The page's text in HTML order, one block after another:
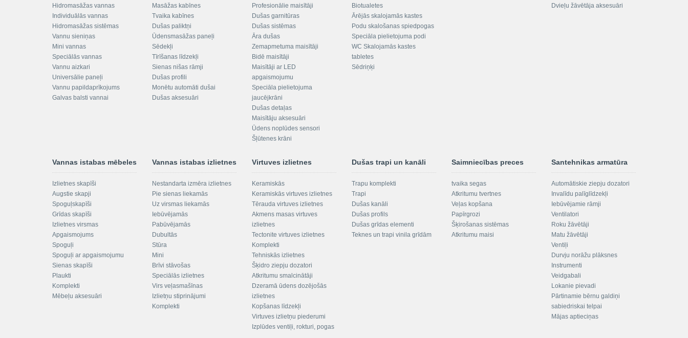
Hidromasāžas vannas
Individuālās vannas
Hidromasāžas sistēmas
Vannu sieniņas
Mini vannas
Speciālās vannas
Vannu aizkari
Universālie paneļi
Vannu papildaprīkojums
Galvas balsti vannai
Masāžas kabīnes
Tvaika kabīnes
Dušas paliktņi
Ūdensmasāžas paneļi
Sēdekļi
Tīrīšanas līdzekļi
Sienas nišas rāmji
Dušas profili
Monētu automāti dušai
Dušas aksesuāri
Profesionālie maisītāji
Dušas garnitūras
Dušas sistēmas
Āra dušas
Zemapmetuma maisītāji
Bidē maisītāji
Maisītāji ar LED
apgaismojumu
Speciāla pielietojuma
jaucējkrāni
Dušas detaļas
Maisītāju aksesuāri
Ūdens noplūdes sensori
Šļūtenes krāni
Biotualetes
Ārējās skalojamās kastes
Podu skalošanas spiedpogas
Speciāla pielietojuma podi
WC Skalojamās kastes
tabletes
Sēdriņķi
Dvieļu žāvētāja aksesuāri
Vannas istabas mēbeles
Izlietnes skapīši
Augstie skapji
Spoguļskapīši
Grīdas skapīši
Izlietnes virsmas
Apgaismojums
Spoguļi
Spoguļi ar apgaismojumu
Sienas skapīši
Plaukti
Komplekti
Mēbeļu aksesuāri
Vannas istabas izlietnes
Nestandarta izmēra izlietnes
Pie sienas liekamās
Uz virsmas liekamās
Iebūvējamās
Pabūvējamās
Dubultās
Stūra
Mini
Brīvi stāvošas
Speciālās izlietnes
Virs veļasmašīnas
Izlietņu stiprinājumi
Komplekti
Virtuves izlietnes
Keramiskās
Keramiskās virtuves izlietnes
Tērauda virtuves izlietnes
Akmens masas virtuves
izlietnes
Tectonite virtuves izlietnes
Komplekti
Tehniskās izlietnes
Šķidro ziepju dozatori
Atkritumu smalcinātāji
Dzeramā ūdens dozējošās
izlietnes
Kopšanas līdzekļi
Virtuves izlietņu piederumi
Izplūdes ventiļi, rokturi, pogas
Dušas trapi un kanāli
Trapu komplekti
Trapi
Dušas kanāli
Dušas profils
Dušas grīdas elementi
Teknes un trapi vinila grīdām
Saimniecības preces
tvaika segas
Atkritumu tvertnes
Veļas kopšana
Papīrgrozi
Šķirošanas sistēmas
Atkritumu maisi
Santehnikas armatūra
Automātiskie ziepju dozatori
Invalīdu palīglīdzekļi
Iebūvējamie rāmji
Ventilatori
Roku žāvētāji
Matu žāvētāji
Ventiļi
Durvju norāžu plāksnes
Instrumenti
Veidgabali
Lokanie pievadi
Pārtinamie bērnu galdiņi
sabiedriskai telpai
Mājas aptieciņas